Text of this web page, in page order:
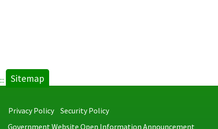
::: Sitemap
Privacy Policy
Security Policy
Government Website Open Information Announcement